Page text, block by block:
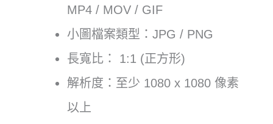
MP4 / MOV / GIF
小圖檔案類型：JPG / PNG
長寬比： 1:1 (正方形)
解析度：至少 1080 x 1080 像素
以上